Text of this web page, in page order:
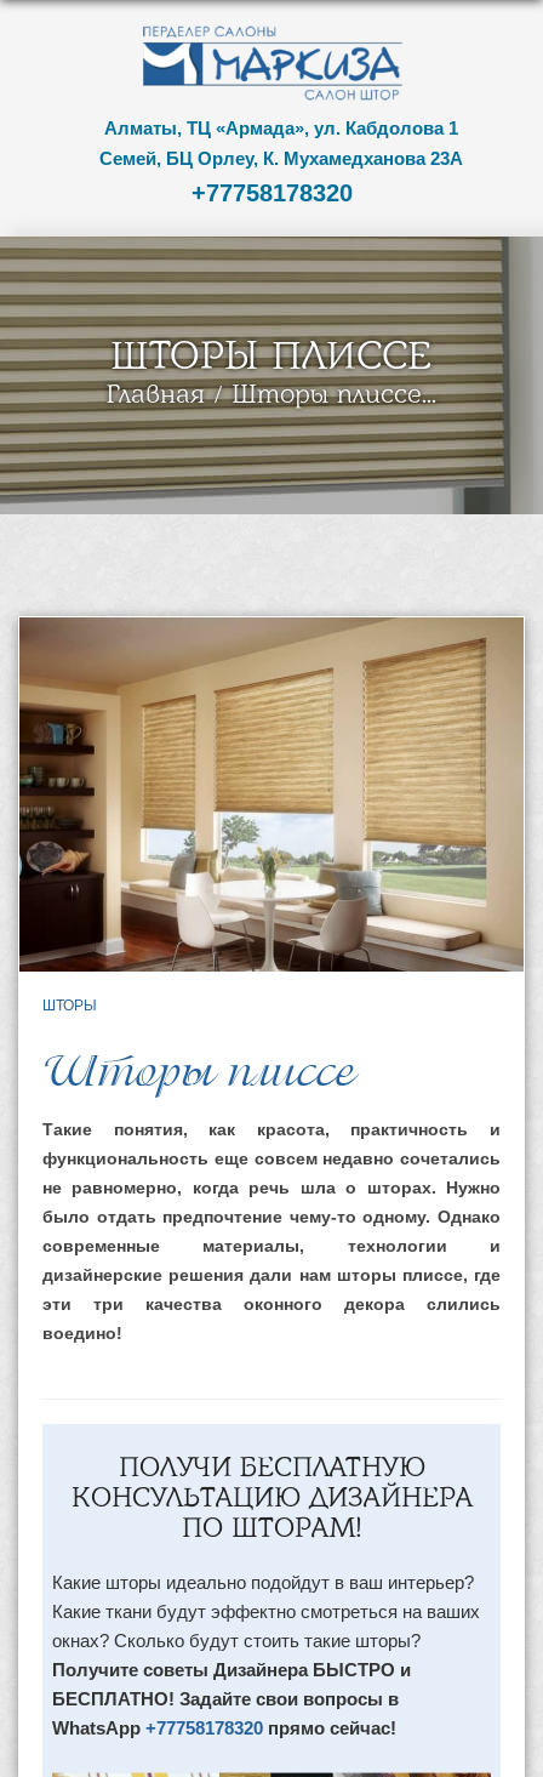
Алматы, ТЦ «Армада», ул. Кабдолова 1
Семей, БЦ Орлеу, К. Мухамедханова 23А
+77758178320
ШТОРЫ ПЛИССЕ
Главная Шторы плиссе...
ШТОРЫ
Шторы плиссе
Такие понятия, как красота, практичность и
функциональность еще совсем недавно сочетались
не равномерно, когда речь шла о шторах. Нужно
было отдать предпочтение чему-то одному. Однако
современные материалы, технологии и
дизайнерские решения дали нам шторы плиссе, где
эти три качества оконного декора слились
воедино!
ПОЛУЧИ БЕСПЛАТНУЮ
КОНСУЛЬТАЦИЮ ДИЗАЙНЕРА
ПО ШТОРАМ!
Какие шторы идеально подойдут в ваш интерьер?
Какие ткани будут эффектно смотреться на ваших
окнах? Сколько будут стоить такие шторы?
Получите советы Дизайнера БЫСТРО и
БЕСПЛАТНО! Задайте свои вопросы в
WhatsApp +77758178320прямо сейчас!